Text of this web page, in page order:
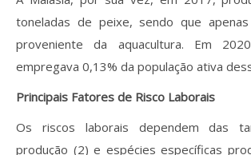
toneladas de peixe, sendo que
proveniente da aquacultura. Em
empregava 0,13% da população ativa
Principais Fatores de Risco Laborais
Os riscos laborais dependem das
produção (2) e espécies específicas